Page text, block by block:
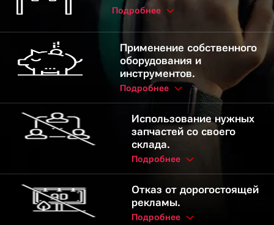
Подробнее
Применение собственного
оборудования и
инструментов.
Подробнее
Использование нужных
запчастей со своего
склада.
Подробнее
Отказ от дорогостоящей
рекламы.
Подробнее